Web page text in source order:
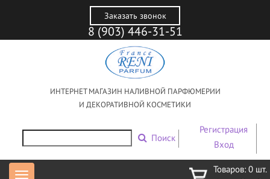
Заказать звонок
8 (903) 446-31-51
ИНТЕРНЕТ МАГАЗИН НАЛИВНОЙ ПАРФЮМЕРИИ
И ДЕКОРАТИВНОЙ КОСМЕТИКИ
Поиск
Регистрация
Вход
Товаров: 0 шт.